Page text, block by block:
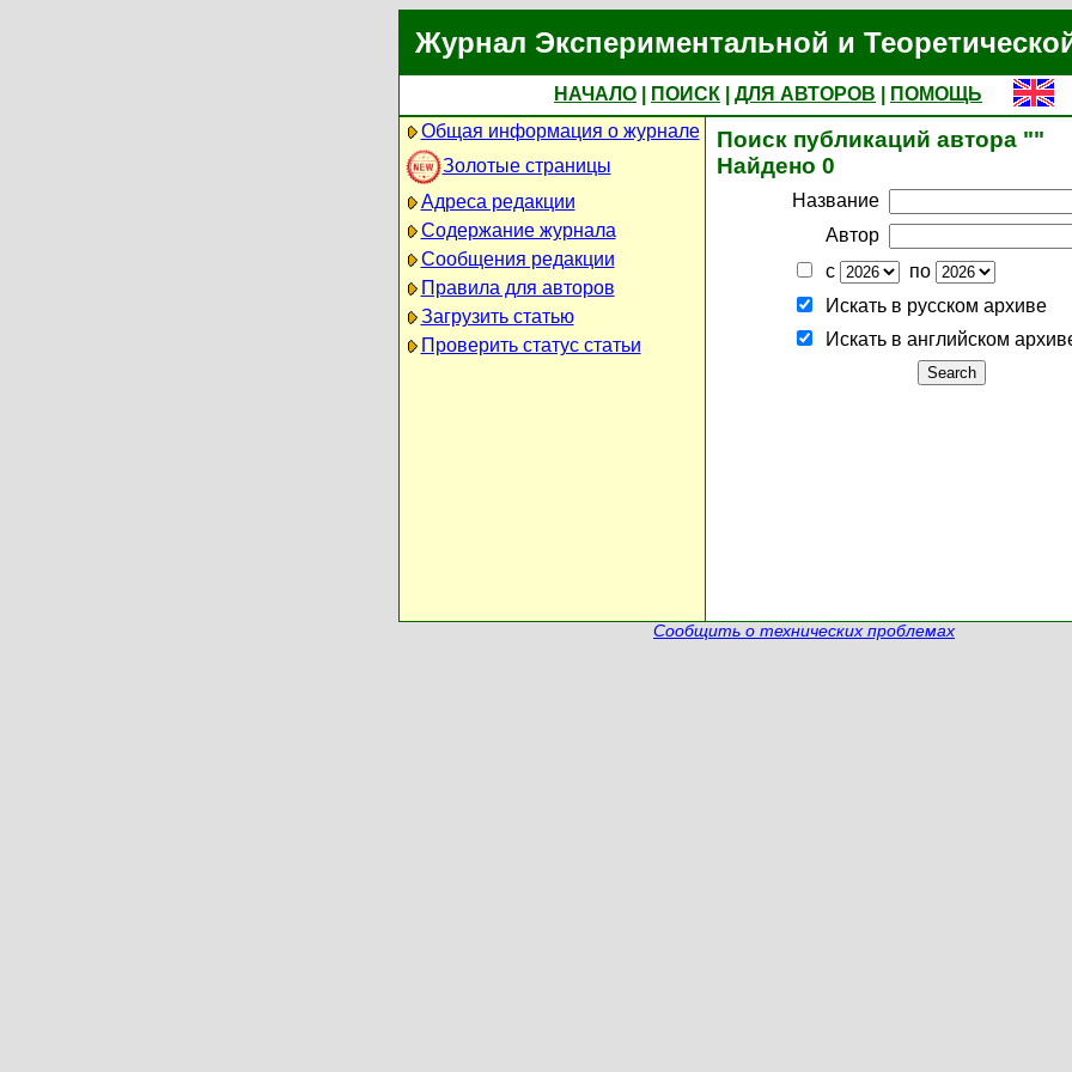
Журнал Экспериментальной и
НАЧАЛО ПОИСК ДЛЯ АВТОРОВ
ПОМОЩЬ
Общая информация о журнале
Золотые страницы
Адреса редакции
Содержание журнала
Сообщения редакции
Правила для авторов
Загрузить статью
Проверить статус статьи
Поиск публикаций автора ""
Найдено 0
Название
Автор
с
по
Искать в русском архиве
Искать в английском
Сообщить о технических проблемах